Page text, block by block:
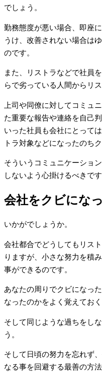
でしょう。
勤務態度が悪い場合、即座
うけ、改善されない場合は
のです。
また、リストラなどで社員
らで劣っている人間からリ
上司や同僚に対してコミュ
た重要な報告や連絡を自己
いった社員も会社にとって
トラ対象などになったのち
そういうコミュニケーショ
しないよう心掛けるべきです
会社をクビにな
いかがでしょうか。
会社都合でどうしてもリス
りますが、小さな努力を積
事ができるのです。
あなたの周りでクビになっ
なったのかをよく覚えておく
そして同じような過ちをし
う。
そして日頃の努力を忘れず
なる事を回避する最善の方